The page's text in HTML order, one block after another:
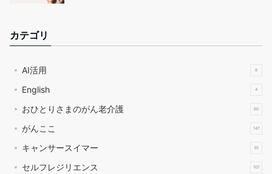
カテゴリ
AI活用 8
English 4
おひとりさまのがん老介護 60
がんここ 147
キャンサースイマー 35
セルフレジリエンス 107